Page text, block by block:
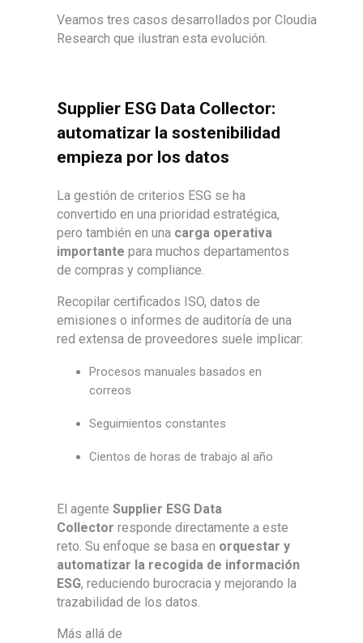
Veamos tres casos desarrollados por Cloudia
Research que ilustran esta evolución.
Supplier ESG Data Collector:
automatizar la sostenibilidad
empieza por los datos
La gestión de criterios ESG se ha
convertido en una prioridad estratégica,
pero también en una carga operativa
importante para muchos departamentos
de compras y compliance.
Recopilar certificados ISO, datos de
emisiones o informes de auditoría de una
red extensa de proveedores suele implicar:
Procesos manuales basados en
correos
Seguimientos constantes
Cientos de horas de trabajo al año
El agente Supplier ESG Data
Collector responde directamente a este
reto. Su enfoque se basa en orquestar y
automatizar la recogida de información
ESG, reduciendo burocracia y mejorando la
trazabilidad de los datos.
Más allá de